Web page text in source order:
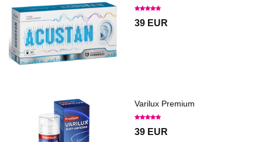
39 EUR
Varilux Premium
39 EUR